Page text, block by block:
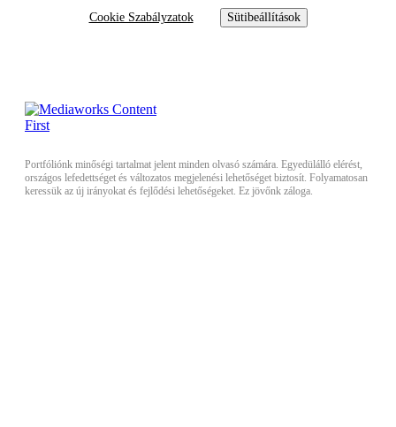
Cookie Szabályzatok Sütibeállítások
Portfóliónk minőségi tartalmat jelent minden olvasó számára. Egyedülálló elérést,
országos lefedettséget és változatos megjelenési lehetőséget biztosít. Folyamatosan
keressük az új irányokat és fejlődési lehetőségeket. Ez jövőnk záloga.